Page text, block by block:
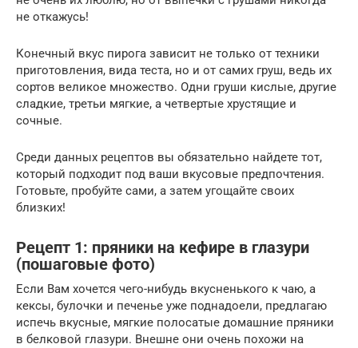
не откажусь!
Конечный вкус пирога зависит не только от техники
приготовления, вида теста, но и от самих груш, ведь их
сортов великое множество. Одни груши кислые, другие
сладкие, третьи мягкие, а четвертые хрустящие и
сочные.
Среди данных рецептов вы обязательно найдете тот,
который подходит под ваши вкусовые предпочтения.
Готовьте, пробуйте сами, а затем угощайте своих
близких!
Рецепт 1: пряники на кефире в глазури
(пошаговые фото)
Если Вам хочется чего-нибудь вкусненького к чаю, а
кексы, булочки и печенье уже поднадоели, предлагаю
испечь вкусные, мягкие полосатые домашние пряники
в белковой глазури. Внешне они очень похожи на